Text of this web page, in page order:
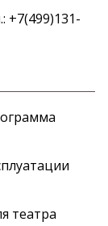
+7(499)131-
театра